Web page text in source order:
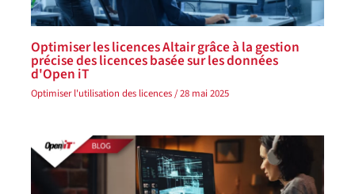
Optimiser les licences Altair grâce à la gestion
précise des licences basée sur les données
d'Open iT
Optimiser l'utilisation des licences/28 mai 2025